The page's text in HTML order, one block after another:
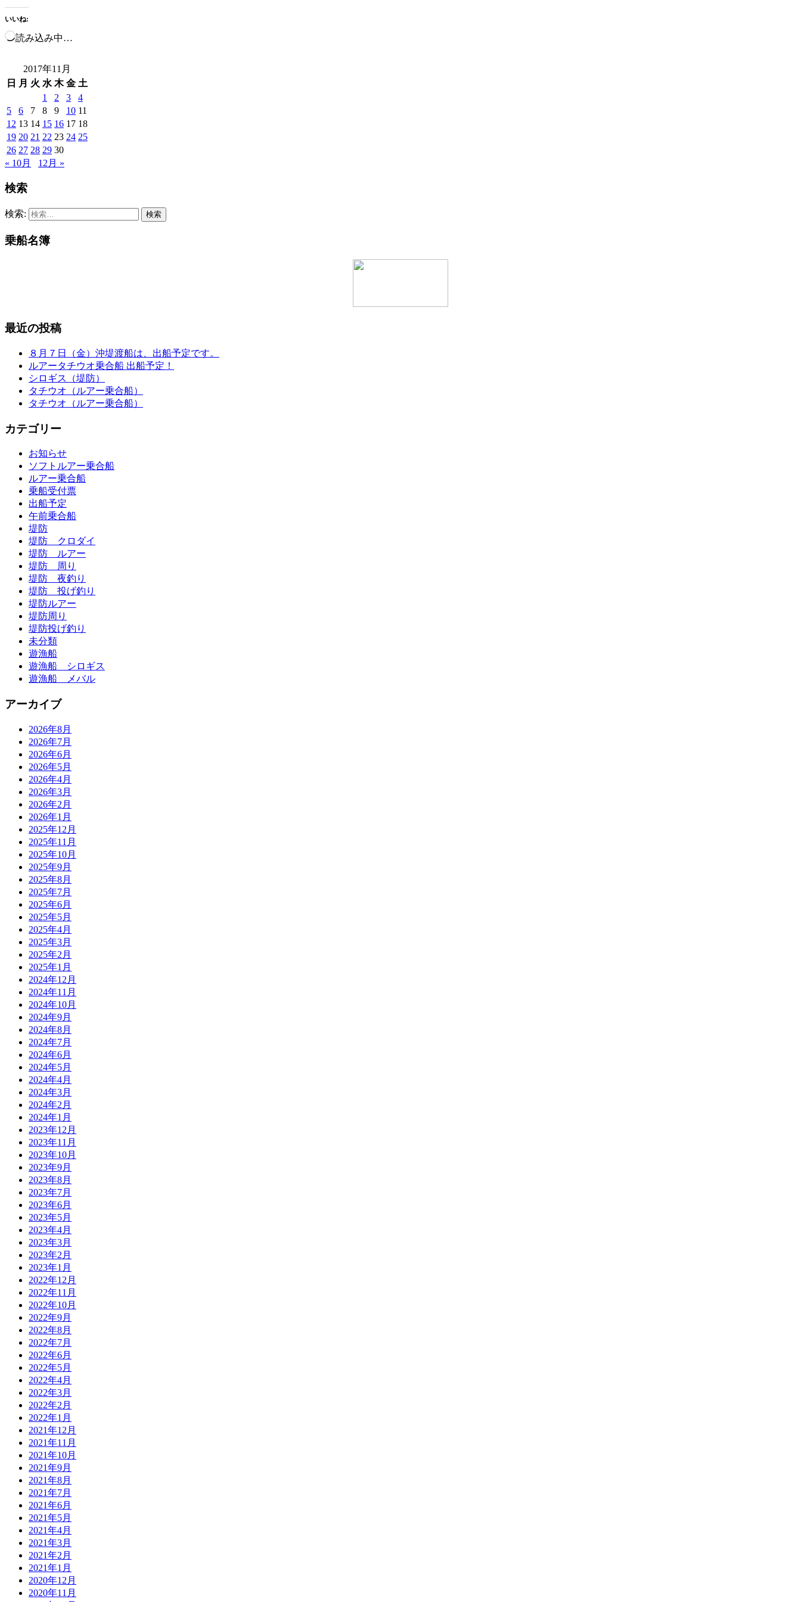
いいね:
読み込み中…
2017年11月
日
月 火 水 木 金 土
1
2 3
4
5
6 7 8 9 10 11
12 13 14 15 16 17 18
19 20 21 22 23 24 25
26 27 28 29 30
« 10月
12月 »
検索
検索:
乗船名簿
最近の投稿
８月７日（金）沖堤渡船は、出船予定です。
ルアータチウオ乗合船 出船予定！
シロギス（堤防）
タチウオ（ルアー乗合船）
タチウオ（ルアー乗合船）
カテゴリー
お知らせ
ソフトルアー乗合船
ルアー乗合船
乗船受付票
出船予定
午前乗合船
堤防
堤防 クロダイ
堤防 ルアー
堤防 周り
堤防 夜釣り
堤防 投げ釣り
堤防ルアー
堤防周り
堤防投げ釣り
未分類
遊漁船
遊漁船 シロギス
遊漁船 メバル
アーカイブ
2026年8月
2026年7月
2026年6月
2026年5月
2026年4月
2026年3月
2026年2月
2026年1月
2025年12月
2025年11月
2025年10月
2025年9月
2025年8月
2025年7月
2025年6月
2025年5月
2025年4月
2025年3月
2025年2月
2025年1月
2024年12月
2024年11月
2024年10月
2024年9月
2024年8月
2024年7月
2024年6月
2024年5月
2024年4月
2024年3月
2024年2月
2024年1月
2023年12月
2023年11月
2023年10月
2023年9月
2023年8月
2023年7月
2023年6月
2023年5月
2023年4月
2023年3月
2023年2月
2023年1月
2022年12月
2022年11月
2022年10月
2022年9月
2022年8月
2022年7月
2022年6月
2022年5月
2022年4月
2022年3月
2022年2月
2022年1月
2021年12月
2021年11月
2021年10月
2021年9月
2021年8月
2021年7月
2021年6月
2021年5月
2021年4月
2021年3月
2021年2月
2021年1月
2020年12月
2020年11月